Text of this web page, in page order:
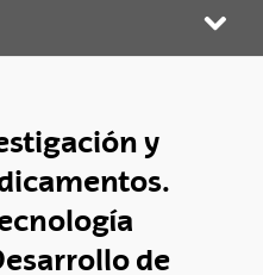
Doctorado en Investigación y Evaluación de Medicamentos. Aplicación de la Tecnología Farmacéutica al Desarrollo de Terapias Avanzadas
y
de